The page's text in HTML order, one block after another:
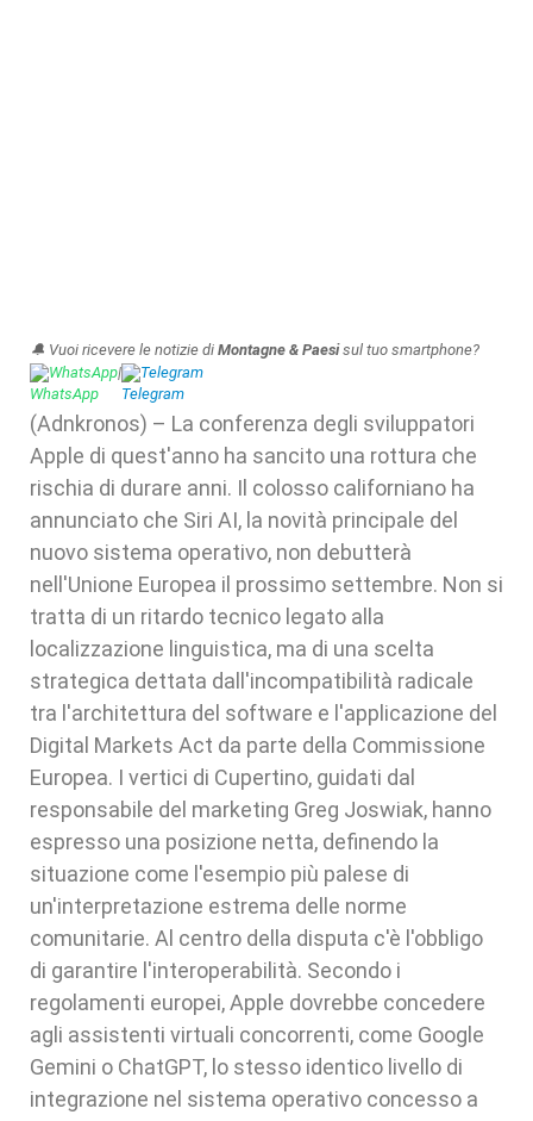
🔔 Vuoi ricevere le notizie di Montagne & Paesisul tuo smartphone?
WhatsApp| Telegram
(Adnkronos) – La conferenza degli sviluppatori
Apple di quest'anno ha sancito una rottura che
rischia di durare anni. Il colosso californiano ha
annunciato che Siri AI, la novità principale del
nuovo sistema operativo, non debutterà
nell'Unione Europea il prossimo settembre. Non si
tratta di un ritardo tecnico legato alla
localizzazione linguistica, ma di una scelta
strategica dettata dall'incompatibilità radicale
tra l'architettura del software e l'applicazione del
Digital Markets Act da parte della Commissione
Europea. I vertici di Cupertino, guidati dal
responsabile del marketing Greg Joswiak, hanno
espresso una posizione netta, definendo la
situazione come l'esempio più palese di
un'interpretazione estrema delle norme
comunitarie. Al centro della disputa c'è l'obbligo
di garantire l'interoperabilità. Secondo i
regolamenti europei, Apple dovrebbe concedere
agli assistenti virtuali concorrenti, come Google
Gemini o ChatGPT, lo stesso identico livello di
integrazione nel sistema operativo concesso a